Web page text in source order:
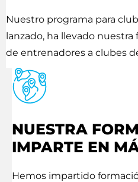
Nuestro programa para
lanzado, ha llevado
de entrenadores a clubes
NUESTRA
IMPARTE EN
Hemos impartido